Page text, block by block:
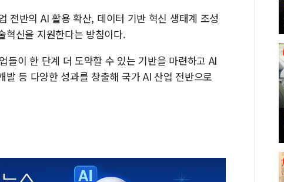
전반의 AI 활용 확산, 데이터 기반 혁신 생태계 조성
혁신을 지원한다는 방침이다.
들이 한 단계 더 도약할 수 있는 기반을 마련하고 AI
등 다양한 성과를 창출해 국가 AI 산업 전반으로